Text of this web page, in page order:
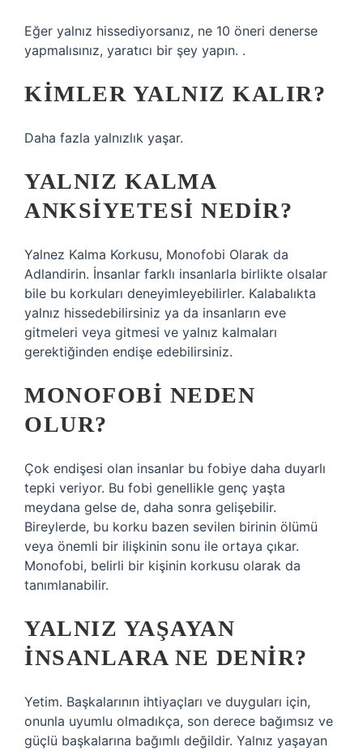
Eğer yalnız hissediyorsanız, ne 10 öneri denerse
yapmalısınız, yaratıcı bir şey yapın. .
KIMLER YALNIZ KALIR?
Daha fazla yalnızlık yaşar.
YALNIZ KALMA
ANKSIYETESI NEDIR?
Yalnez Kalma Korkusu, Monofobi Olarak da
Adlandirin. İnsanlar farklı insanlarla birlikte olsalar
bile bu korkuları deneyimleyebilirler. Kalabalıkta
yalnız hissedebilirsiniz ya da insanların eve
gitmeleri veya gitmesi ve yalnız kalmaları
gerektiğinden endişe edebilirsiniz.
MONOFOBI NEDEN
OLUR?
Çok endişesi olan insanlar bu fobiye daha duyarlı
tepki veriyor. Bu fobi genellikle genç yaşta
meydana gelse de, daha sonra gelişebilir.
Bireylerde, bu korku bazen sevilen birinin ölümü
veya önemli bir ilişkinin sonu ile ortaya çıkar.
Monofobi, belirli bir kişinin korkusu olarak da
tanımlanabilir.
YALNIZ YAŞAYAN
INSANLARA NE DENIR?
Yetim. Başkalarının ihtiyaçları ve duyguları için,
onunla uyumlu olmadıkça, son derece bağımsız ve
güçlü başkalarına bağımlı değildir. Yalnız yaşayan